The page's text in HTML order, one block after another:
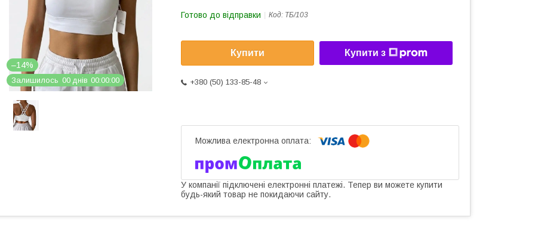
–14%
Залишилось 00 днів 00 00 00
Готово до відправки Код: ТБ/103
Купити Купити з
+380 (50) 133-85-48
У компанії підключені електронні платежі. Тепер ви можете купити
будь-який товар не покидаючи сайту.